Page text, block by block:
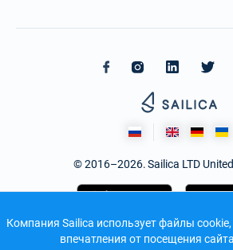
Компания Sailica использует файлы
впечатления от посещения
© 2016–2026. Sailica LTD